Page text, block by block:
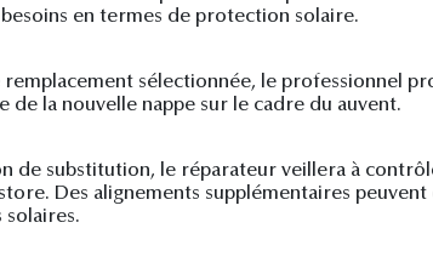
en termes de protection solaire.
sélectionnée, le professionnel
de la nouvelle nappe sur le cadre du auvent.
de substitution, le réparateur veillera à
Des alignements supplémentaires
solaires.